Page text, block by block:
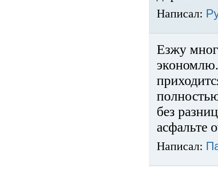
Написал:
Езжу
без
асфальте
Написал: